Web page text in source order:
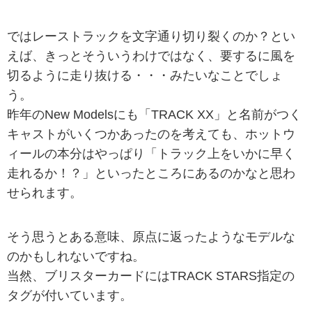
ではレーストラックを文字通り切り裂くのか？とい
えば、きっとそういうわけではなく、要するに風を
切るように走り抜ける・・・みたいなことでしょ
う。
昨年のNew Modelsにも「TRACK XX」と名前がつく
キャストがいくつかあったのを考えても、ホットウ
ィールの本分はやっぱり「トラック上をいかに早く
走れるか！？」といったところにあるのかなと思わ
せられます。
そう思うとある意味、原点に返ったようなモデルな
のかもしれないですね。
当然、ブリスターカードにはTRACK STARS指定の
タグが付いています。